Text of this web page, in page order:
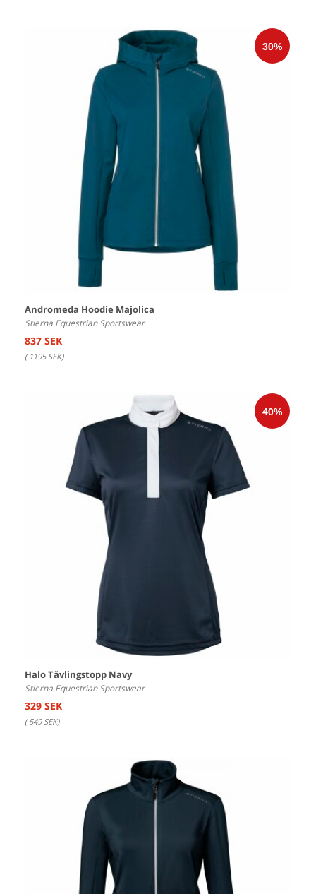
Andromeda Hoodie Majolica
Stierna Equestrian Sportswear
837 SEK
(1195 SEK)
Halo Tävlingstopp Navy
Stierna Equestrian Sportswear
329 SEK
(549 SEK)